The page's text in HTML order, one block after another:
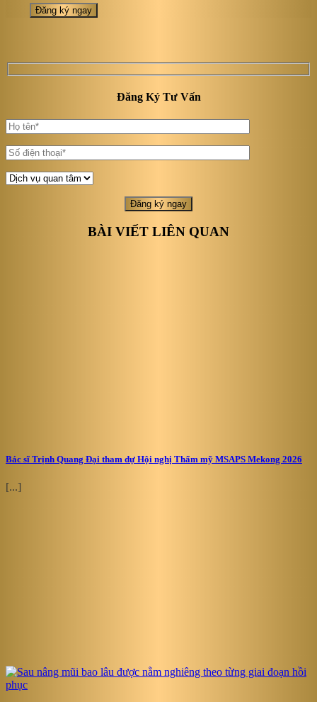
Đăng Ký Tư Vấn
BÀI VIẾT LIÊN QUAN
Bác sĩ Trịnh Quang Đại tham dự Hội nghị Thẩm mỹ MSAPS Mekong 2026
[...]